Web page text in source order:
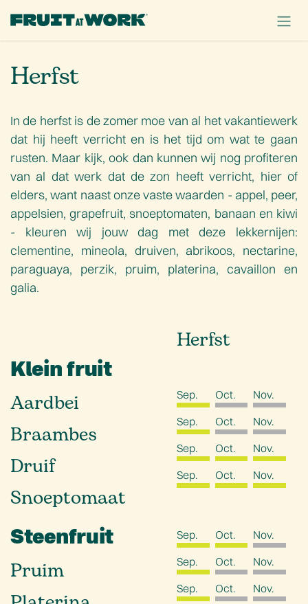
Herfst
In de herfst is de zomer moe van al het vakantiewerk
dat hij heeft verricht en is het tijd om wat te gaan
rusten. Maar kijk, ook dan kunnen wij nog profiteren
van al dat werk dat de zon heeft verricht, hier of
elders, want naast onze vaste waarden - appel, peer,
appelsien, grapefruit, snoeptomaten, banaan en kiwi
- kleuren wij jouw dag met deze lekkernijen:
clementine, mineola, druiven, abrikoos, nectarine,
paraguaya, perzik, pruim, platerina, cavaillon en
galia.
Klein fruit
Aardbei
Braambes
Druif
Snoeptomaat
Steenfruit
Pruim
Herfst
Sep. Oct.
Nov.
Sep.
Oct.
Nov.
Sep.
Oct.
Nov.
Sep.
Oct. Nov.
Sep. Oct.
Nov.
Sep.
Oct.
Nov.
Sep.
Oct.
Nov.